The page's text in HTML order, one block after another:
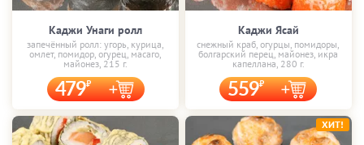
Каджи Унаги ролл
запечённый ролл: угорь, курица,
омлет, помидор, огурец, масаго,
майонез, 215 г.
479
Каджи Ясай
снежный краб, огурцы, помидоры,
болгарский перец, майонез, икра
капеллана, 280 г.
559
ХИТ!